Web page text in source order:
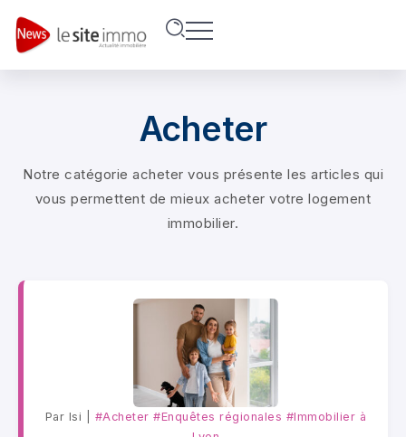
Acheter
Notre catégorie acheter vous présente les articles qui
vous permettent de mieux acheter votre logement
immobilier.
Par lsi | #Acheter#Enquêtes régionales #Immobilier à